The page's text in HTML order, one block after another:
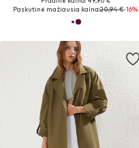
Paskutinė mažiausia kaina:20,94 €-16%